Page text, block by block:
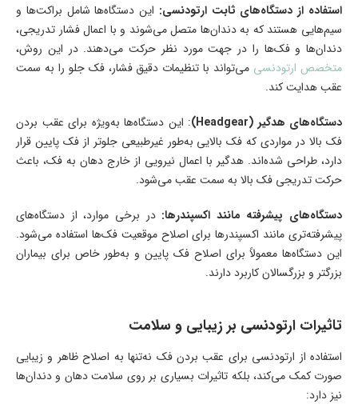
استفاده از دستگاه‌های ثابت ارتودنسی: این دستگاه‌ها شامل براکت‌ها و
سیم‌هایی هستند که به دندان‌ها متصل می‌شوند و با اعمال فشار تدریجی،
دندان‌ها و فک‌ها را در جهت مورد نظر حرکت می‌دهند. در این روش،
متخصص ارتودنسی می‌تواند با تنظیمات دقیق فشار، فک جلو را به سمت
عقب هدایت کند.
دستگاه‌های هدگیر (Headgear)
: این دستگاه‌ها به‌ویژه برای عقب بردن
فک بالا در مواردی که فک بالایی به‌طور غیرطبیعی جلوتر از فک پایین قرار
دارد، طراحی شده‌اند. هدگیر با اعمال نیرویی از خارج دهان به فک، باعث
حرکت تدریجی فک بالا به سمت عقب می‌شود.
دستگاه‌های پیشرفته مانند اکسپندرها:در برخی موارد، از دستگاه‌های
پیشرفته‌تری مانند اکسپندرها برای اصلاح موقعیت فک‌ها استفاده می‌شود.
این دستگاه‌ها معمولاً برای اصلاح فک پایین و به‌طور خاص برای بیماران
بزرگتر و بزرگسالان کاربرد دارند.
تاثیرات ارتودنسی بر زیبایی و سلامت
استفاده از ارتودنسی برای عقب بردن فک نه‌تنها به اصلاح ظاهر و زیبایی
صورت کمک می‌کند، بلکه تاثیرات بسیاری بر روی سلامت دهان و دندان‌ها
نیز دارد: